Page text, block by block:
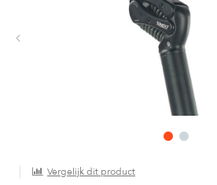
Vergelijk dit product